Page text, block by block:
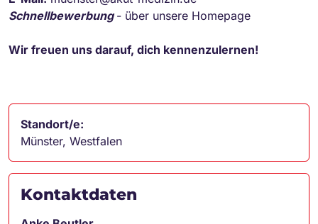
Schnellbewerbung- über unsere Homepage
Wir freuen uns darauf, dich kennenzulernen!
Standort/e:
Münster, Westfalen
Kontaktdaten